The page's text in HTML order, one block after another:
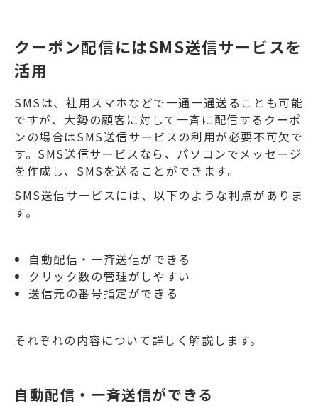
クーポン配信にはSMS送信サービスを
活用
SMSは、社用スマホなどで一通一通送ることも可能
ですが、大勢の顧客に対して一斉に配信するクーポ
ンの場合はSMS送信サービスの利用が必要不可欠で
す。SMS送信サービスなら、パソコンでメッセージ
を作成し、SMSを送ることができます。
SMS送信サービスには、以下のような利点がありま
す。
自動配信・一斉送信ができる
クリック数の管理がしやすい
送信元の番号指定ができる
それぞれの内容について詳しく解説します。
自動配信・一斉送信ができる